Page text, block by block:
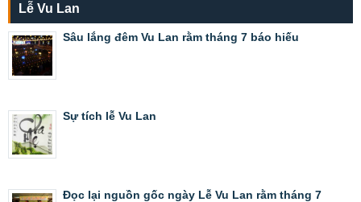
Lễ Vu Lan
Sâu lắng đêm Vu Lan rằm tháng 7 báo hiếu
Sự tích lễ Vu Lan
Đọc lại nguồn gốc ngày Lễ Vu Lan rằm tháng 7